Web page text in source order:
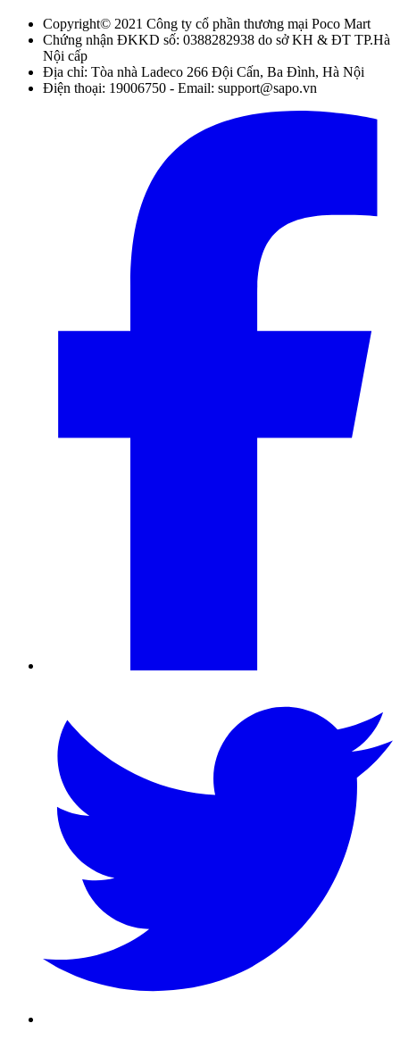
Copyright© 2021 Công ty cổ phần thương mại Poco Mart
Chứng nhận ĐKKD số: 0388282938 do sở KH & ĐT TP.Hà
Nội cấp
Địa chỉ: Tòa nhà Ladeco 266 Đội Cấn, Ba Đình, Hà Nội
Điện thoại: 19006750 - Email: support@sapo.vn